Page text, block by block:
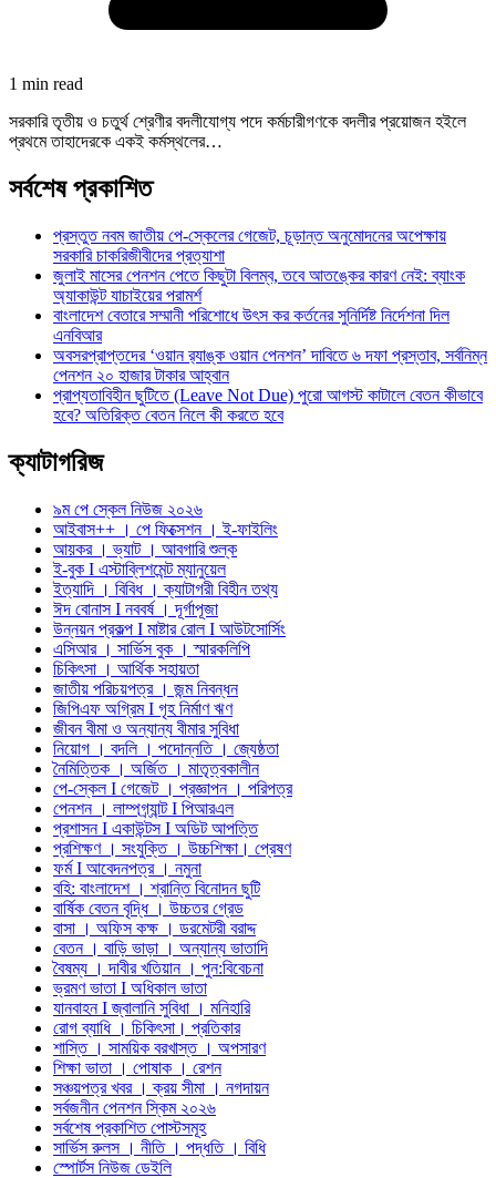
1 min read
সরকারি তৃতীয় ও চতুর্থ শ্রেণীর বদলীযোগ্য পদে কর্মচারীগণকে বদলীর প্রয়োজন হইলে
প্রথমে তাহাদেরকে একই কর্মস্থলের…
সর্বশেষ প্রকাশিত
প্রস্তুত নবম জাতীয় পে-স্কেলের গেজেট, চূড়ান্ত অনুমোদনের অপেক্ষায়
সরকারি চাকরিজীবীদের প্রত্যাশা
জুলাই মাসের পেনশন পেতে কিছুটা বিলম্ব, তবে আতঙ্কের কারণ নেই: ব্যাংক
অ্যাকাউন্ট যাচাইয়ের পরামর্শ
বাংলাদেশ বেতারে সম্মানী পরিশোধে উৎস কর কর্তনের সুনির্দিষ্ট নির্দেশনা দিল
এনবিআর
অবসরপ্রাপ্তদের ‘ওয়ান র‌্যাঙ্ক ওয়ান পেনশন’ দাবিতে ৬ দফা প্রস্তাব, সর্বনিম্ন
পেনশন ২০ হাজার টাকার আহ্বান
প্রাপ্যতাবিহীন ছুটিতে (Leave Not Due) পুরো আগস্ট কাটালে বেতন কীভাবে
হবে? অতিরিক্ত বেতন নিলে কী করতে হবে
ক্যাটাগরিজ
৯ম পে স্কেল নিউজ ২০২৬
আইবাস++ । পে ফিক্সেশন । ই-ফাইলিং
আয়কর । ভ্যাট । আবগারি শুল্ক
ই-বুক I এস্টাব্লিশমেন্ট ম্যানুয়েল
ইত্যাদি । বিবিধ । ক্যাটাগরী বিহীন তথ্য
ঈদ বোনাস I নববর্ষ । দূর্গাপূজা
উন্নয়ন প্রকল্প I মাষ্টার রোল I আউটসোর্সিং
এসিআর । সার্ভিস বুক । স্মারকলিপি
চিকিৎসা । আর্থিক সহায়তা
জাতীয় পরিচয়পত্র । জন্ম নিবন্ধন
জিপিএফ অগ্রিম I গৃহ নির্মাণ ঋণ
জীবন বীমা ও অন্যান্য বীমার সুবিধা
নিয়োগ । বদলি । পদোন্নতি । জ্যেষ্ঠতা
নৈমিত্তিক । অর্জিত । মাতৃত্বকালীন
পে-স্কেল I গেজেট । প্রজ্ঞাপন । পরিপত্র
পেনশন । লাম্পগ্র্যান্ট I পিআরএল
প্রশাসন I একাউন্টস I অডিট আপত্তি
প্রশিক্ষণ । সংযুক্তি । উচ্চশিক্ষা। প্রেষণ
ফর্ম I আবেদনপত্র । নমুনা
বহি: বাংলাদেশ । শ্রান্তি বিনোদন ছুটি
বার্ষিক বেতন বৃদ্ধি । উচ্চতর গ্রেড
বাসা । অফিস কক্ষ । ডরমেটরী বরাদ্দ
বেতন । বাড়ি ভাড়া । অন্যান্য ভাতাদি
বৈষম্য । দাবীর খতিয়ান । পুন:বিবেচনা
ভ্রমণ ভাতা I অধিকাল ভাতা
যানবাহন I জ্বালানি সুবিধা । মনিহারি
রোগ ব্যাধি । চিকিৎসা। প্রতিকার
শাস্তি । সাময়িক বরখাস্ত । অপসারণ
শিক্ষা ভাতা । পোষাক । রেশন
সঞ্চয়পত্র খবর । ক্রয় সীমা । নগদায়ন
সর্বজনীন পেনশন স্কিম ২০২৬
সর্বশেষ প্রকাশিত পোস্টসমূহ
সার্ভিস রুলস । নীতি । পদ্ধতি । বিধি
স্পোর্টস নিউজ ডেইলি